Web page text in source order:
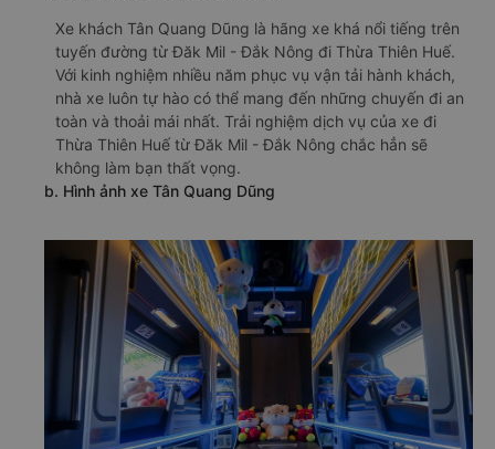
Xe khách Tân Quang Dũng là hãng xe khá nổi tiếng trên
tuyến đường từ Đăk Mil - Đắk Nông đi Thừa Thiên Huế.
Với kinh nghiệm nhiều năm phục vụ vận tải hành khách,
nhà xe luôn tự hào có thể mang đến những chuyến đi an
toàn và thoải mái nhất. Trải nghiệm dịch vụ của xe đi
Thừa Thiên Huế từ Đăk Mil - Đắk Nông chắc hẳn sẽ
không làm bạn thất vọng.
b. Hình ảnh xe Tân Quang Dũng